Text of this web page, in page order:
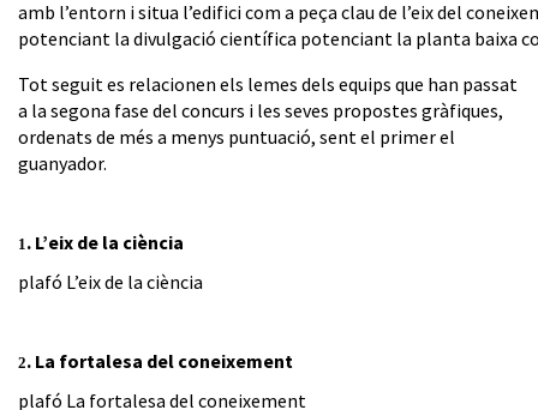
amb l’entorn i situa l’edifici com a peça clau de l’eix del
potenciant la divulgació científica potenciant la planta baixa
Tot seguit es relacionen els lemes dels equips que han passat
a la segona fase del concurs i les seves propostes gràfiques,
ordenats de més a menys puntuació, sent el primer el
guanyador.
1 . L’eix de la ciència
plafó L’eix de la ciència
2. La fortalesa del coneixement
plafó La fortalesa del coneixement